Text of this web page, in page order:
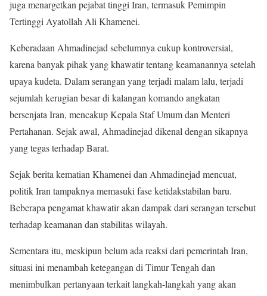
juga menargetkan pejabat tinggi Iran, termasuk Pemimpin
Tertinggi Ayatollah Ali Khamenei.
Keberadaan Ahmadinejad sebelumnya cukup kontroversial,
karena banyak pihak yang khawatir tentang keamanannya setelah
upaya kudeta. Dalam serangan yang terjadi malam lalu, terjadi
sejumlah kerugian besar di kalangan komando angkatan
bersenjata Iran, mencakup Kepala Staf Umum dan Menteri
Pertahanan. Sejak awal, Ahmadinejad dikenal dengan sikapnya
yang tegas terhadap Barat.
Sejak berita kematian Khamenei dan Ahmadinejad mencuat,
politik Iran tampaknya memasuki fase ketidakstabilan baru.
Beberapa pengamat khawatir akan dampak dari serangan tersebut
terhadap keamanan dan stabilitas wilayah.
Sementara itu, meskipun belum ada reaksi dari pemerintah Iran,
situasi ini menambah ketegangan di Timur Tengah dan
menimbulkan pertanyaan terkait langkah-langkah yang akan